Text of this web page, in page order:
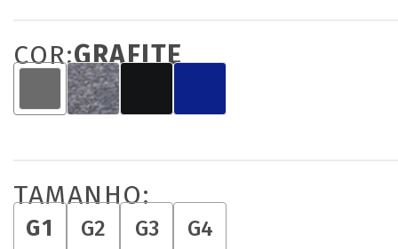
COR:GRAFITE
TAMANHO:
G1 G2 G3 G4